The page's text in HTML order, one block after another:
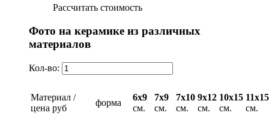
Рассчитать стоимость
Фото на керамике из различных
материалов
Кол-во:
Материал /
цена руб
форма
6х9
см.
7х9
см.
7х10
см.
9х12
см.
10х15
см.
11х15
см.